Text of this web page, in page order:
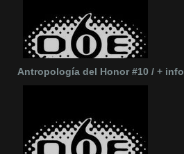
Antropología del Honor #10 / + info